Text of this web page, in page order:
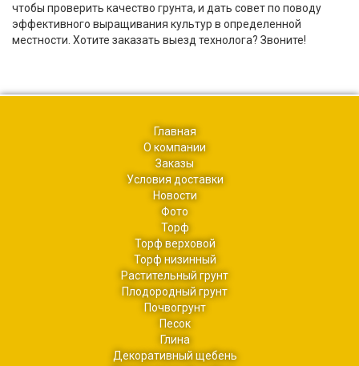
чтобы проверить качество грунта, и дать совет по поводу
эффективного выращивания культур в определенной
местности. Хотите заказать выезд технолога? Звоните!
Главная
О компании
Заказы
Условия доставки
Новости
Фото
Торф
Торф верховой
Торф низинный
Растительный грунт
Плодородный грунт
Почвогрунт
Песок
Глина
Декоративный щебень